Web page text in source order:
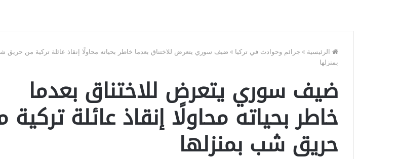
الرئيسية » جرائم وحوادث في تركيا » ضيف سوري يتعرض للاختناق بعدما خاطر بحياته محاولًا إنقاذ عائلة تركية من حريق
بمنزلها
ضيف سوري يتعرض للاختناق بعدما
خاطر بحياته محاولًا إنقاذ عائلة
حريق شب بمنزلها